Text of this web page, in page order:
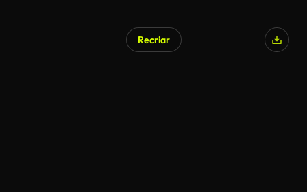
Recriar